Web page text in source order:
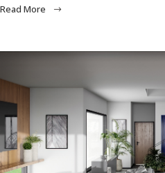
Read More